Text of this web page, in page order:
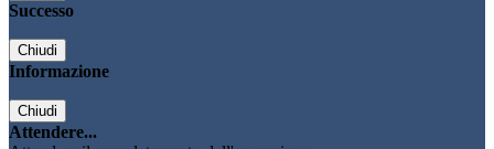
Successo
Chiudi
Informazione
Chiudi
Attendere...